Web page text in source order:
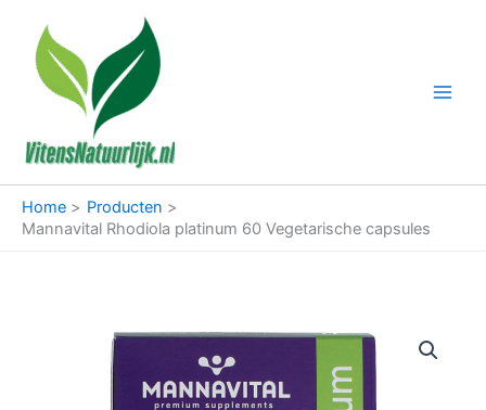
inhoud
Home
Producten
Mannavital Rhodiola platinum 60 Vegetarische capsules